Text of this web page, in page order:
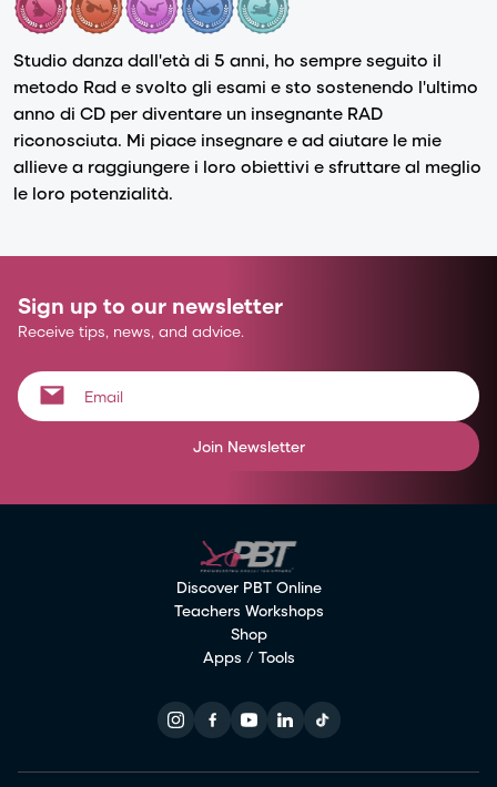
Studio danza dall'età di 5 anni, ho sempre seguito il
metodo Rad e svolto gli esami e sto sostenendo l'ultimo
anno di CD per diventare un insegnante RAD
riconosciuta. Mi piace insegnare e ad aiutare le mie
allieve a raggiungere i loro obiettivi e sfruttare al meglio
le loro potenzialità.
Sign up to our newsletter
Receive tips, news, and advice.
Join Newsletter
Discover PBT Online
Teachers Workshops
Shop
Apps / Tools